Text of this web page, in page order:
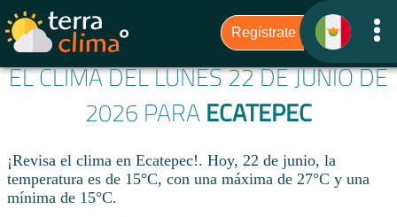
EL CLIMA DEL LUNES 22 DE JUNIO DE
2026 PARA ECATEPEC
¡Revisa el clima en Ecatepec!. Hoy, 22 de junio, la
temperatura es de 15°C, con una máxima de 27°C y una
mínima de 15°C.​